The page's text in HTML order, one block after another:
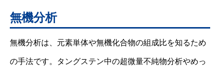
無機分析
無機分析は、元素単体や無機化合物の組成比を知るため
の手法です。タングステン中の超微量不純物分析やめっ